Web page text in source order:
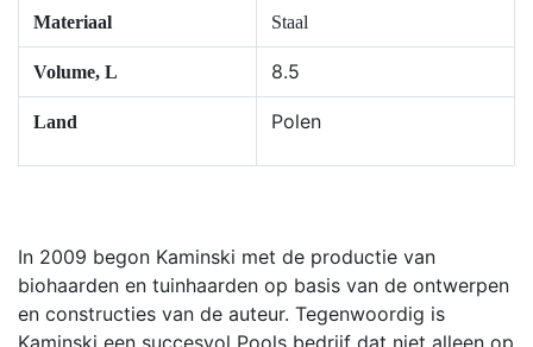
Materiaal Staal
Volume, L 8.5
Land Polen
In 2009 begon Kaminski met de productie van
biohaarden en tuinhaarden op basis van de ontwerpen
en constructies van de auteur. Tegenwoordig is
Kaminski een succesvol Pools bedrijf dat niet alleen op